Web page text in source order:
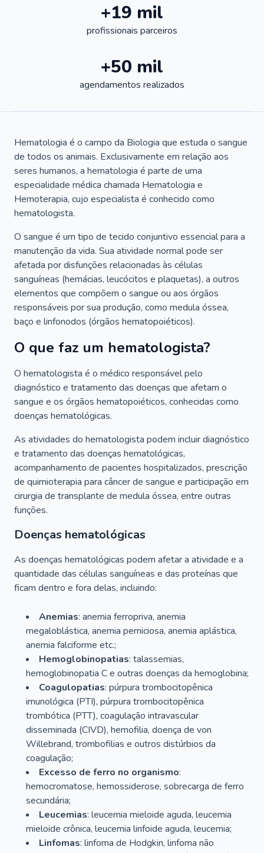
+19 mil
profissionais parceiros
+50 mil
agendamentos realizados
Hematologia é o campo da Biologia que estuda o sangue
de todos os animais. Exclusivamente em relação aos
seres humanos, a hematologia é parte de uma
especialidade médica chamada Hematologia e
Hemoterapia, cujo especialista é conhecido como
hematologista.
O sangue é um tipo de tecido conjuntivo essencial para a
manutenção da vida. Sua atividade normal pode ser
afetada por disfunções relacionadas às células
sanguíneas (hemácias, leucócitos e plaquetas), a outros
elementos que compõem o sangue ou aos órgãos
responsáveis por sua produção, como medula óssea,
baço e linfonodos (órgãos hematopoiéticos).
O que faz um hematologista?
O hematologista é o médico responsável pelo
diagnóstico e tratamento das doenças que afetam o
sangue e os órgãos hematopoiéticos, conhecidas como
doenças hematológicas.
As atividades do hematologista podem incluir diagnóstico
e tratamento das doenças hematológicas,
acompanhamento de pacientes hospitalizados, prescrição
de quimioterapia para câncer de sangue e participação em
cirurgia de transplante de medula óssea, entre outras
funções.
Doenças hematológicas
As doenças hematológicas podem afetar a atividade e a
quantidade das células sanguíneas e das proteínas que
ficam dentro e fora delas, incluindo:
Anemias: anemia ferropriva, anemia
megaloblástica, anemia perniciosa, anemia aplástica,
anemia falciforme etc.;
Hemoglobinopatias: talassemias,
hemoglobinopatia C e outras doenças da hemoglobina;
Coagulopatias: púrpura trombocitopênica
imunológica (PTI), púrpura trombocitopênica
trombótica (PTT), coagulação intravascular
disseminada (CIVD), hemofilia, doença de von
Willebrand, trombofilias e outros distúrbios da
coagulação;
Excesso de ferro no organismo:
hemocromatose, hemossiderose, sobrecarga de ferro
secundária;
Leucemias: leucemia mieloide aguda, leucemia
mieloide crônica, leucemia linfoide aguda, leucemia;
Linfomas: linfoma de Hodgkin, linfoma não